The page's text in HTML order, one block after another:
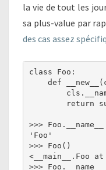
la vie de tout les
sa plus-value par
des cas assez
class Foo:
def
return
>>> Foo.__name__
'Foo'
>>> Foo()
<__main__.Foo at
>>> Foo.__name__